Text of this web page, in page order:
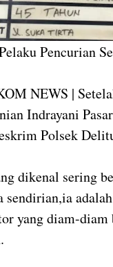
Pencurian
NEWS |
Indrayani
Polsek
dikenal sering
sendirian,ia
yang diam-